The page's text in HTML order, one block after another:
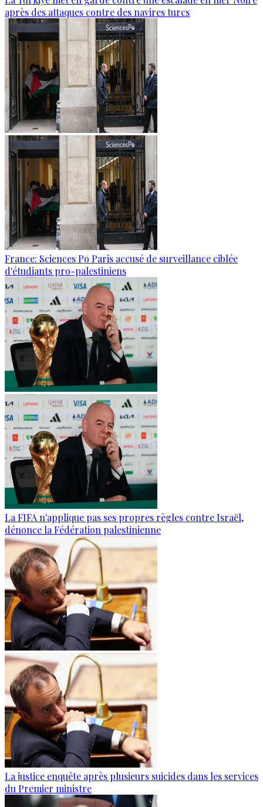
après des attaques contre des navires turcs
France: Sciences Po Paris accusé de surveillance ciblée
d'étudiants pro-palestiniens
La FIFA n'applique pas ses propres règles contre Israël,
dénonce la Fédération palestinienne
La justice enquête après plusieurs suicides dans les services
du Premier ministre